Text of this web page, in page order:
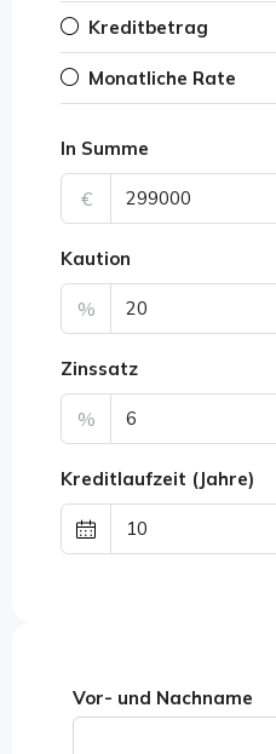
Kreditbetrag
Monatliche Rate
In Summe
€
Kaution
%
Zinssatz
%
Kreditlaufzeit (Jahre)
Vor- und Nachname